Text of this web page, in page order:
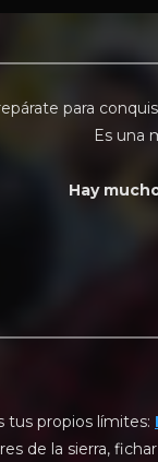
para
Es una
Hay
tus propios límites:
de la sierra,